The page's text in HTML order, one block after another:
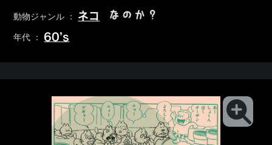
動物ジャンル ： ネコ なのか？
年代 ： 60’s